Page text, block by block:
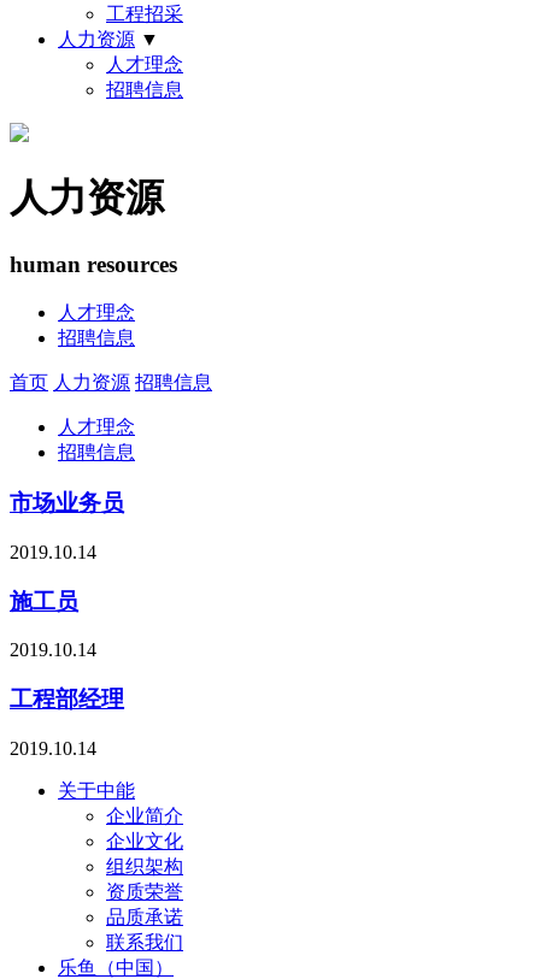
工程招采
人力资源 ▼
人才理念
招聘信息
人力资源
human resources
人才理念
招聘信息
首页 人力资源 招聘信息
人才理念
招聘信息
市场业务员
2019.10.14
施工员
2019.10.14
工程部经理
2019.10.14
关于中能
企业简介
企业文化
组织架构
资质荣誉
品质承诺
联系我们
乐鱼（中国）